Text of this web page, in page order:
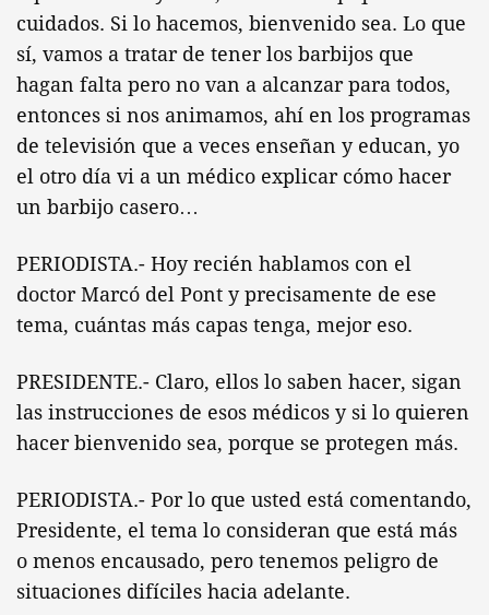
cuidados. Si lo hacemos, bienvenido sea. Lo que
sí, vamos a tratar de tener los barbijos que
hagan falta pero no van a alcanzar para todos,
entonces si nos animamos, ahí en los programas
de televisión que a veces enseñan y educan, yo
el otro día vi a un médico explicar cómo hacer
un barbijo casero…
PERIODISTA.- Hoy recién hablamos con el
doctor Marcó del Pont y precisamente de ese
tema, cuántas más capas tenga, mejor eso.
PRESIDENTE.- Claro, ellos lo saben hacer, sigan
las instrucciones de esos médicos y si lo quieren
hacer bienvenido sea, porque se protegen más.
PERIODISTA.- Por lo que usted está comentando,
Presidente, el tema lo consideran que está más
o menos encausado, pero tenemos peligro de
situaciones difíciles hacia adelante.